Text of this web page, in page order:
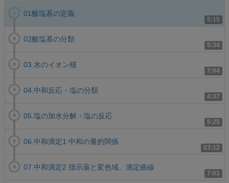
5:15
01酸塩基の定義
5:34
02酸塩基の分類
7:04
03.水のイオン積
4:37
04.中和反応・塩の分類
5:25
05.塩の加水分解・塩の反応
03:12
06.中和滴定1 中和の量的関係
7:01
07.中和滴定2 指示薬と変色域、滴定曲線